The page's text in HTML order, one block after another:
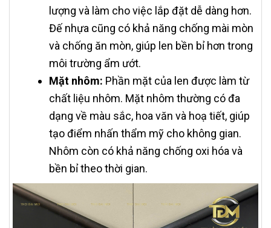
lượng và làm cho việc lắp đặt dễ dàng hơn.
Đế nhựa cũng có khả năng chống mài mòn
và chống ăn mòn, giúp len bền bỉ hơn trong
môi trường ẩm ướt.
Mặt nhôm: Phần mặt của len được làm từ
chất liệu nhôm. Mặt nhôm thường có đa
dạng về màu sắc, hoa văn và hoạ tiết, giúp
tạo điểm nhấn thẩm mỹ cho không gian.
Nhôm còn có khả năng chống oxi hóa và
bền bỉ theo thời gian.